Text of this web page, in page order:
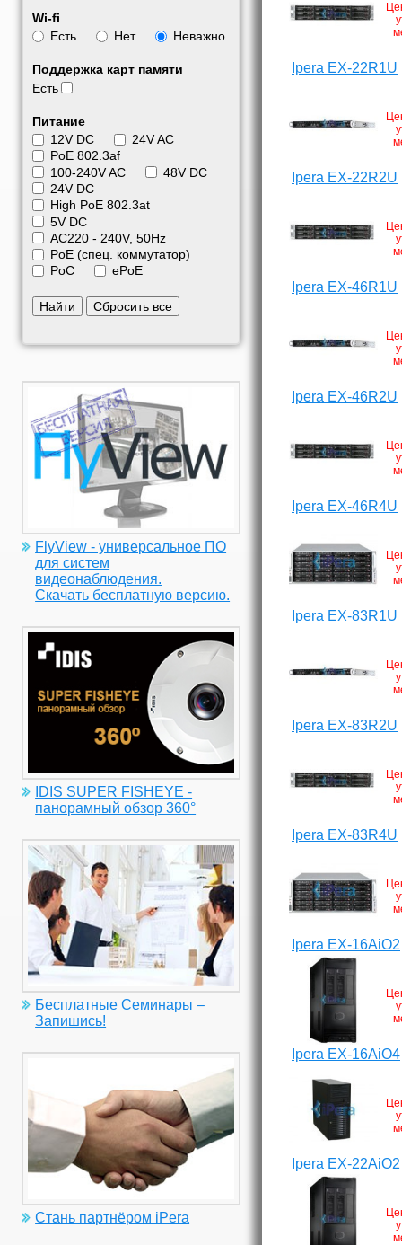
Wi-fi
Есть
Нет Неважно
Поддержка карт памяти
Есть
Питание
12V DC
24V AC
PoE 802.3af
100-240V AC
48V DC
24V DC
High PoE 802.3at
5V DC
АС220 - 240V, 50Hz
PoE (спец. коммутатор)
PoC
ePoE
Найти Сбросить все
FlyView - универсальное ПО
для систем
видеонаблюдения.
Скачать бесплатную версию.
IDIS SUPER FISHEYE -
панорамный обзор 360°
Бесплатные Семинары –
Запишись!
Стань партнёром iPera
Ipera EX-22R1U
Ipera EX-22R2U
Ipera EX-46R1U
Ipera EX-46R2U
Ipera EX-46R4U
Ipera EX-83R1U
Ipera EX-83R2U
Ipera EX-83R4U
Ipera EX-16AiO2
Ipera EX-16AiO4
Ipera EX-22AiO2